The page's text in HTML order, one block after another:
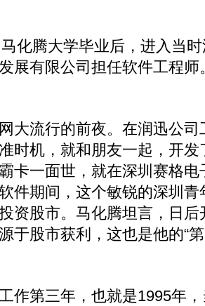
腾大学毕业后，进入当时
有限公司担任软件工程师
流行的前夜。在润迅公司
时机，就和朋友一起，开
卡一面世，就在深圳赛格
件期间，这个敏锐的深圳
资股市。马化腾坦言，日
于股市获利，这也是他的“
第三年，也就是1995年，